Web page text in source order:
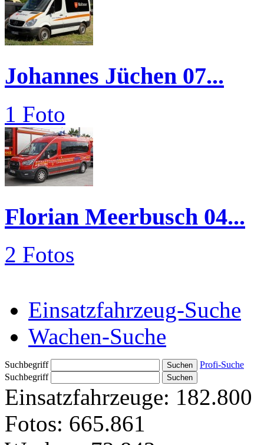
Johannes Jüchen 07...
1 Foto
Florian Meerbusch 04...
2 Fotos
Einsatzfahrzeug-Suche
Wachen-Suche
Suchbegriff
Profi-Suche
Suchbegriff
Einsatzfahrzeuge: 182.800
Fotos: 665.861